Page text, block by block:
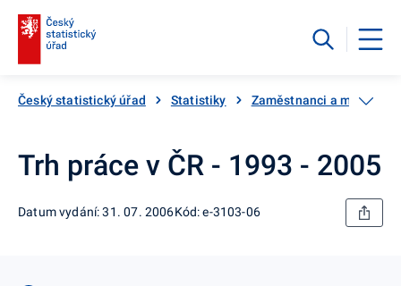
Český statistický úřad Statistiky Zaměstnanci a mzdy
Trh práce v ČR - 1993 - 2005
Datum vydání: 31. 07. 2006Kód: e-3103-06